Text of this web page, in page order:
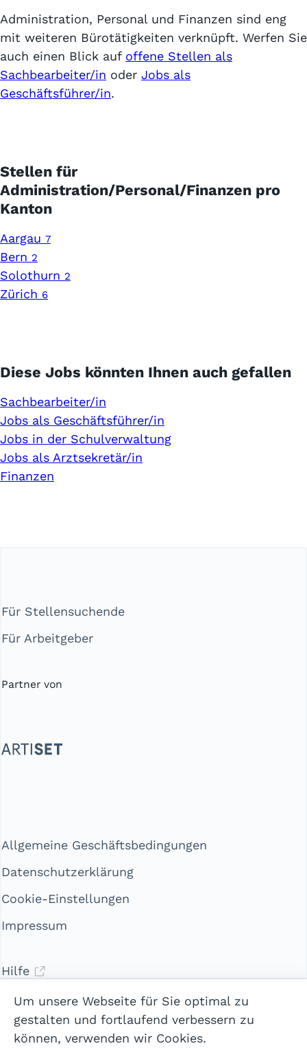
Administration, Personal und Finanzen sind eng
mit weiteren Bürotätigkeiten verknüpft. Werfen Sie
auch einen Blick auf offene Stellen als
Sachbearbeiter/in oder Jobs als
Geschäftsführer/in.
Stellen für
Administration/Personal/Finanzen pro
Kanton
Aargau 7
Bern 2
Solothurn 2
Zürich 6
Diese Jobs könnten Ihnen auch gefallen
Sachbearbeiter/in
Jobs als Geschäftsführer/in
Jobs in der Schulverwaltung
Jobs als Arztsekretär/in
Finanzen
Für Stellensuchende
Für Arbeitgeber
Partner von
Allgemeine Geschäftsbedingungen
Datenschutzerklärung
Cookie-Einstellungen
Impressum
Hilfe
Kontakt
Um unsere Webseite für Sie optimal zu
gestalten und fortlaufend verbessern zu
können, verwenden wir Cookies.